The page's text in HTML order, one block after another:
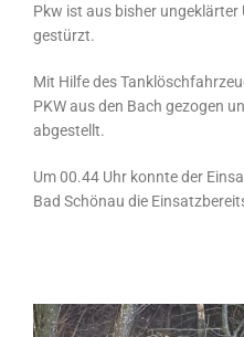
Pkw ist aus bisher ungeklärter
gestürzt.
Mit Hilfe des
PKW aus den Bach gezogen
abgestellt.
Um 00.44 Uhr konnte der
Bad Schönau die